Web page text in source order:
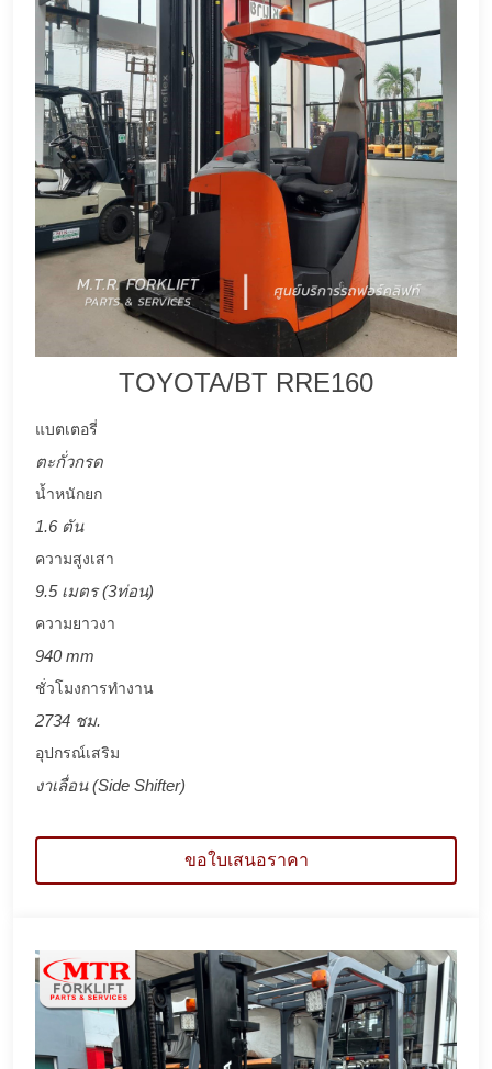
TOYOTA/BT RRE160
แบตเตอรี่
ตะกั่วกรด
น้ำหนักยก
1.6 ตัน
ความสูงเสา
9.5 เมตร (3ท่อน)
ความยาวงา
940 mm
ชั่วโมงการทำงาน
2734 ชม.
อุปกรณ์เสริม
งาเลื่อน (Side Shifter)
ขอใบเสนอราคา